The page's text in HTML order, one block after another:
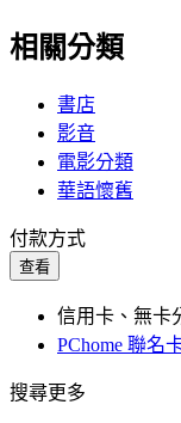
相關分類
書店
影音
電影分類
華語懷舊
付款方式
查看
信用卡、無卡
PChome 聯名
搜尋更多